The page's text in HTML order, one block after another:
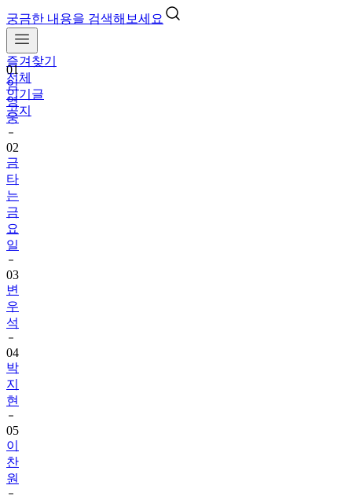
궁금한 내용을 검색해보세요
즐겨찾기
전체
인기글
공지
01
임
영
웅
02
금
타
는
금
요
일
03
변
우
석
04
박
지
현
05
이
찬
원